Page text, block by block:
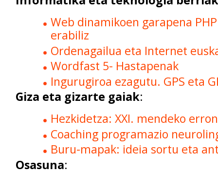
Web dinamikoen garapena
erabiliz
Ordenagailua eta Internet
Wordfast 5- Hastapenak
Ingurugiroa ezagutu. GPS eta
Giza eta gizarte gaiak:
Hezkidetza: XXI. mendeko
Coaching programazio
Buru-mapak: ideia sortu eta
Osasuna: